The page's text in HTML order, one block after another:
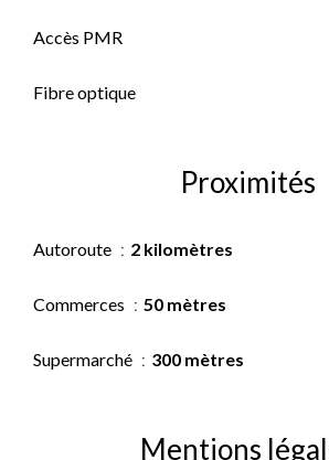
Accès PMR
Fibre optique
Proximités
Autoroute 2 kilomètres
Commerces 50 mètres
Supermarché 300 mètres
Mentions